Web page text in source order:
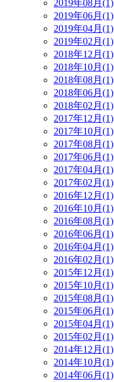
2019年08月(1)
2019年06月(1)
2019年04月(1)
2019年02月(1)
2018年12月(1)
2018年10月(1)
2018年08月(1)
2018年06月(1)
2018年02月(1)
2017年12月(1)
2017年10月(1)
2017年08月(1)
2017年06月(1)
2017年04月(1)
2017年02月(1)
2016年12月(1)
2016年10月(1)
2016年08月(1)
2016年06月(1)
2016年04月(1)
2016年02月(1)
2015年12月(1)
2015年10月(1)
2015年08月(1)
2015年06月(1)
2015年04月(1)
2015年02月(1)
2014年12月(1)
2014年10月(1)
2014年06月(1)